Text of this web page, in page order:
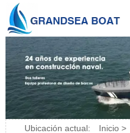
Ubicación actual: Inicio>